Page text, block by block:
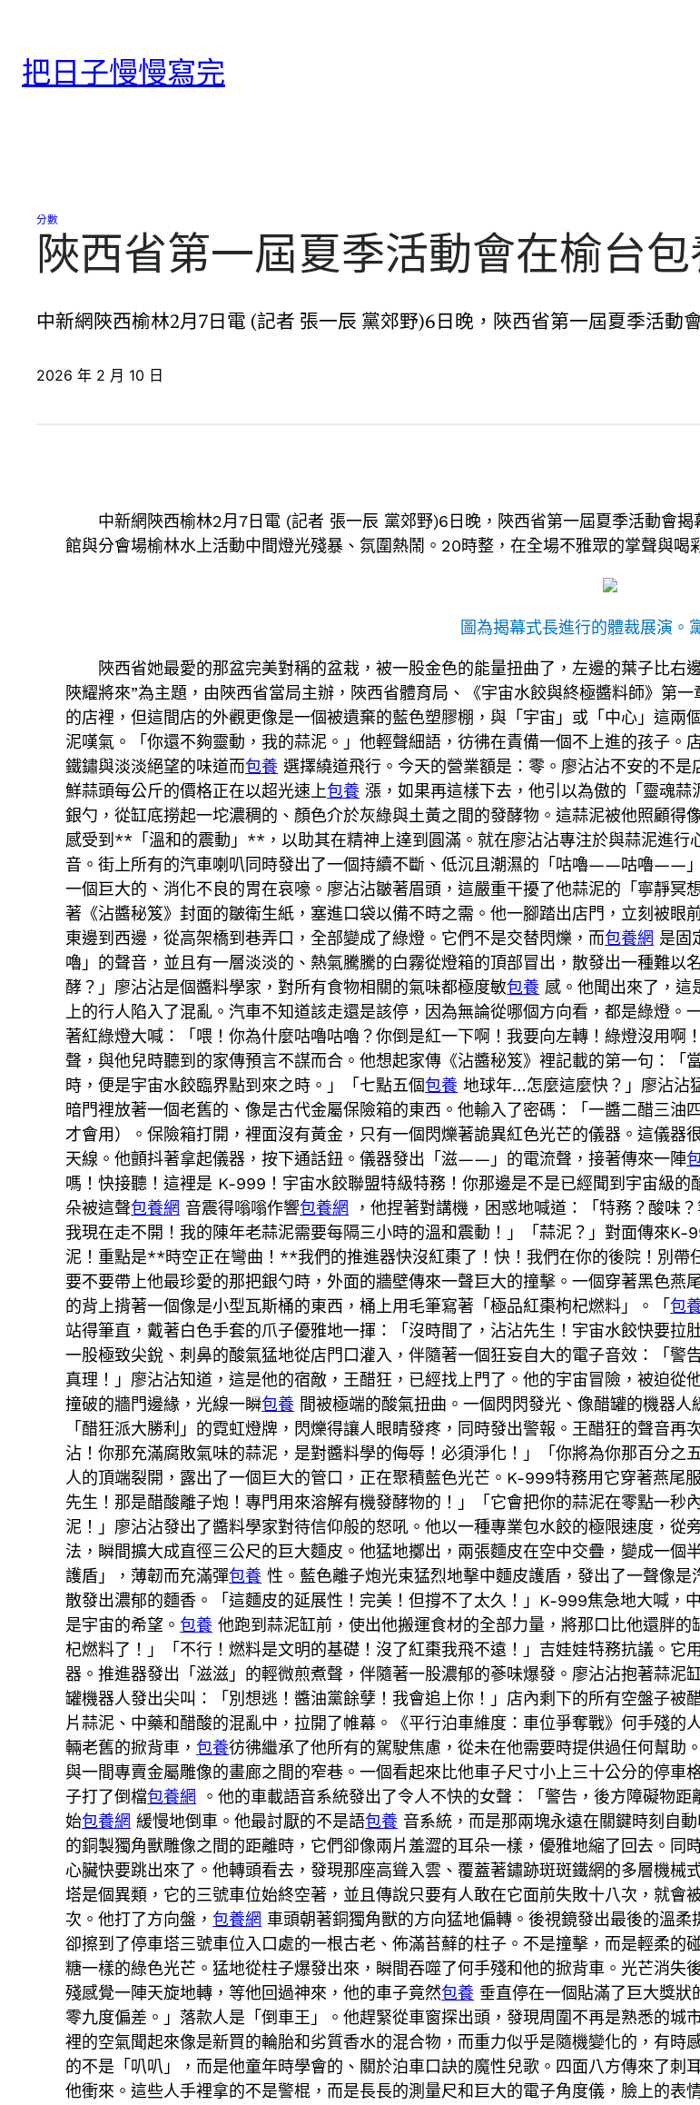
把日子慢慢寫完
分數
陜西省第一屆夏季活動會在榆台
中新網陜西榆林2月7日電 (記者 張一辰 黨郊野)6日晚，陜西省第一屆夏季活動
2026 年 2 月 10 日
中新網陜西榆林2月7日電 (記者 張一辰 黨郊野)6日晚，陜西省第一屆夏季活動會
館與分會場榆林水上活動中間燈光殘暴、氛圍熱鬧。20時整，在全場不雅眾的掌聲與喝
圖為揭幕式長進行的體裁展演。
陜西省她最愛的那盆完美對稱的盆栽，被一股金色的能量扭曲了，左邊的葉子比右
陜耀將來”為主題，由陜西省當局主辦，陜西省體育局、《宇宙水餃與終極醬料師》第
的店裡，但這間店的外觀更像是一個被遺棄的藍色塑膠棚，與「宇宙」或「中心」這
泥嘆氣。「你還不夠靈動，我的蒜泥。」他輕聲細語，彷彿在責備一個不上進的孩子
鐵鏽與淡淡絕望的味道而包養 選擇繞道飛行。今天的營業額是：零。廖沾沾不安的不
鮮蒜頭每公斤的價格正在以超光速上包養 漲，如果再這樣下去，他引以為傲的「靈魂
銀勺，從缸底撈起一坨濃稠的、顏色介於灰綠與土黃之間的發酵物。這蒜泥被他照顧
感受到**「溫和的震動」**，以助其在精神上達到圓滿。就在廖沾沾專注於與蒜泥進行
音。街上所有的汽車喇叭同時發出了一個持續不斷、低沉且潮濕的「咕嚕——咕嚕——
一個巨大的、消化不良的胃在哀嚎。廖沾沾皺著眉頭，這嚴重干擾了他蒜泥的「寧靜
著《沾醬秘笈》封面的皺衛生紙，塞進口袋以備不時之需。他一腳踏出店門，立刻被
東邊到西邊，從高架橋到巷弄口，全部變成了綠燈。它們不是交替閃爍，而包養網 是固
嚕」的聲音，並且有一層淡淡的、熱氣騰騰的白霧從燈箱的頂部冒出，散發出一種難
酵？」廖沾沾是個醬料學家，對所有食物相關的氣味都極度敏包養 感。他聞出來了，這
上的行人陷入了混亂。汽車不知道該走還是該停，因為無論從哪個方向看，都是綠燈
著紅綠燈大喊：「喂！你為什麼咕嚕咕嚕？你倒是紅一下啊！我要向左轉！綠燈沒用啊
聲，與他兒時聽到的家傳預言不謀而合。他想起家傳《沾醬秘笈》裡記載的第一句：
時，便是宇宙水餃臨界點到來之時。」「七點五個包養 地球年…怎麼這麼快？」廖沾沾
暗門裡放著一個老舊的、像是古代金屬保險箱的東西。他輸入了密碼：「一醬二醋三
才會用）。保險箱打開，裡面沒有黃金，只有一個閃爍著詭異紅色光芒的儀器。這儀
天線。他顫抖著拿起儀器，按下通話鈕。儀器發出「滋——」的電流聲，接著傳來一陣
嗎！快接聽！這裡是 K-999！宇宙水餃聯盟特級特務！你那邊是不是已經聞到宇宙級
朵被這聲包養網 音震得嗡嗡作響包養網
，他捏著對講機，困惑地喊道：「特務？酸味
我現在走不開！我的陳年老蒜泥需要每隔三小時的溫和震動！」「蒜泥？」對面傳來
泥！重點是**時空正在彎曲！**我們的推進器快沒紅棗了！快！我們在你的後院！別
要不要帶上他最珍愛的那把銀勺時，外面的牆壁傳來一聲巨大的撞擊。一個穿著黑色
的背上揹著一個像是小型瓦斯桶的東西，桶上用毛筆寫著「極品紅棗枸杞燃料」。「包
站得筆直，戴著白色手套的爪子優雅地一揮：「沒時間了，沾沾先生！宇宙水餃快要拉
一股極致尖銳、刺鼻的酸氣猛地從店門口灌入，伴隨著一個狂妄自大的電子音效：「
真理！」廖沾沾知道，這是他的宿敵，王醋狂，已經找上門了。他的宇宙冒險，被迫
撞破的牆門邊緣，光線一瞬包養 間被極端的酸氣扭曲。一個閃閃發光、像醋罐的機器
「醋狂派大勝利」的霓虹燈牌，閃爍得讓人眼睛發疼，同時發出警報。王醋狂的聲音
沾！你那充滿腐敗氣味的蒜泥，是對醬料學的侮辱！必須淨化！」「你將為你那百分
人的頂端裂開，露出了一個巨大的管口，正在聚積藍色光芒。K-999特務用它穿著燕尾
先生！那是醋酸離子炮！專門用來溶解有機發酵物的！」「它會把你的蒜泥在零點一
泥！」廖沾沾發出了醬料學家對待信仰般的怒吼。他以一種專業包水餃的極限速度，
法，瞬間擴大成直徑三公尺的巨大麵皮。他猛地擲出，兩張麵皮在空中交疊，變成一
護盾」，薄韌而充滿彈包養 性。藍色離子炮光束猛烈地擊中麵皮護盾，發出了一聲像
散發出濃郁的麵香。「這麵皮的延展性！完美！但撐不了太久！」K-999焦急地大喊，
是宇宙的希望。包養 他跑到蒜泥缸前，使出他搬運食材的全部力量，將那口比他還胖
杞燃料了！」「不行！燃料是文明的基礎！沒了紅棗我飛不遠！」吉娃娃特務抗議。它
器。推進器發出「滋滋」的輕微煎煮聲，伴隨著一股濃郁的蔘味爆發。廖沾沾抱著蒜
罐機器人發出尖叫：「別想逃！醬油黨餘孽！我會追上你！」店內剩下的所有空盤子
片蒜泥、中藥和醋酸的混亂中，拉開了帷幕。《平行泊車維度：車位爭奪戰》何手殘
輛老舊的掀背車，包養彷彿繼承了他所有的駕駛焦慮，從未在他需要時提供過任何幫
與一間專賣金屬雕像的畫廊之間的窄巷。一個看起來比他車子尺寸小上三十公分的停
子打了倒檔包養網
。他的車載語音系統發出了令人不快的女聲：「警告，後方障礙物
始包養網 緩慢地倒車。他最討厭的不是語包養 音系統，而是那兩塊永遠在關鍵時刻自
的銅製獨角獸雕像之間的距離時，它們卻像兩片羞澀的耳朵一樣，優雅地縮了回去。
心臟快要跳出來了。他轉頭看去，發現那座高聳入雲、覆蓋著鏽跡斑斑鐵網的多層機
塔是個異類，它的三號車位始終空著，並且傳說只要有人敢在它面前失敗十八次，就會
次。他打了方向盤，包養網 車頭朝著銅獨角獸的方向猛地偏轉。後視鏡發出最後的溫
卻擦到了停車塔三號車位入口處的一根古老、佈滿苔蘚的柱子。不是撞擊，而是輕柔的
糖一樣的綠色光芒。猛地從柱子爆發出來，瞬間吞噬了何手殘和他的掀背車。光芒消
殘感覺一陣天旋地轉，等他回過神來，他的車子竟然包養 垂直停在一個貼滿了巨大獎
零九度偏差。」落款人是「倒車王」。他趕緊從車窗探出頭，發現周圍不再是熟悉的
裡的空氣聞起來像是新買的輪胎和劣質香水的混合物，而重力似乎是隨機變化的，有
的不是「叭叭」，而是他童年時學會的、關於泊車口訣的魔性兒歌。四面八方傳來了
他衝來。這些人手裡拿的不是警棍，而是長長的測量尺和巨大的電子角度儀，臉上的表